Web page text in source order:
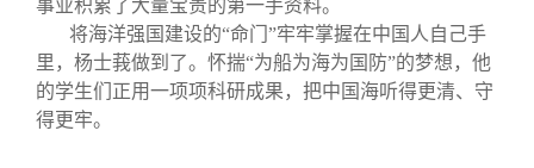
事业积累了大量宝贵的第一手资料。
将海洋强国建设的“命门”牢牢掌握在中国人自己手
里，杨士莪做到了。怀揣“为船为海为国防”的梦想，他
的学生们正用一项项科研成果，把中国海听得更清、守
得更牢。